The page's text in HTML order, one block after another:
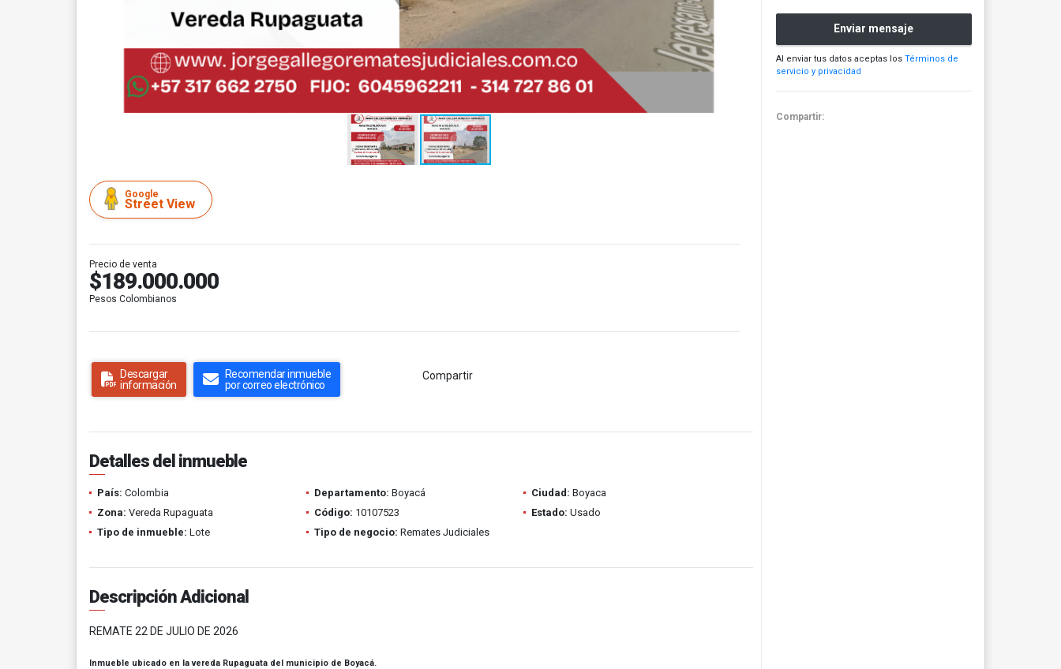
Google
Street View
Precio de venta
$189.000.000
Pesos Colombianos
Descargar
información
Recomendar inmueble
por correo electrónico
Compartir
Detalles del inmueble
País: Colombia Departamento: Boyacá Ciudad: Boyaca
Zona: Vereda Rupaguata Código: 10107523 Estado: Usado
Tipo de inmueble: Lote Tipo de negocio: Remates Judiciales
Descripción Adicional
REMATE 22 DE JULIO DE 2026
Inmueble ubicado en la vereda Rupaguata del municipio de Boyacá.
Enviar mensaje
Al enviar tus datos aceptas los Términos de
servicio y privacidad
Compartir: